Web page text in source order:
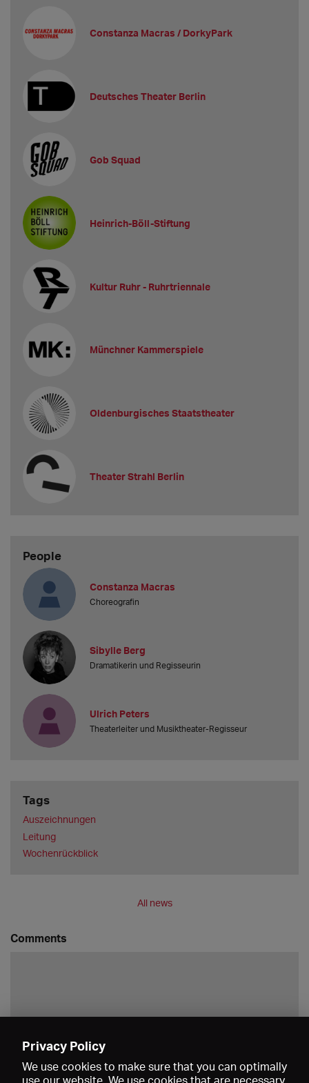
Constanza Macras / DorkyPark
Deutsches Theater Berlin
Gob Squad
Heinrich-Böll-Stiftung
Kultur Ruhr - Ruhrtriennale
Münchner Kammerspiele
Oldenburgisches Staatstheater
Theater Strahl Berlin
People
Constanza Macras
Choreografin
Sibylle Berg
Dramatikerin und Regisseurin
Ulrich Peters
Theaterleiter und Musiktheater-Regisseur
Tags
Auszeichnungen
Leitung
Wochenrückblick
All news
Comments
Privacy Policy
We use cookies to make sure that you can optimally
use our website. We use cookies that are necessary